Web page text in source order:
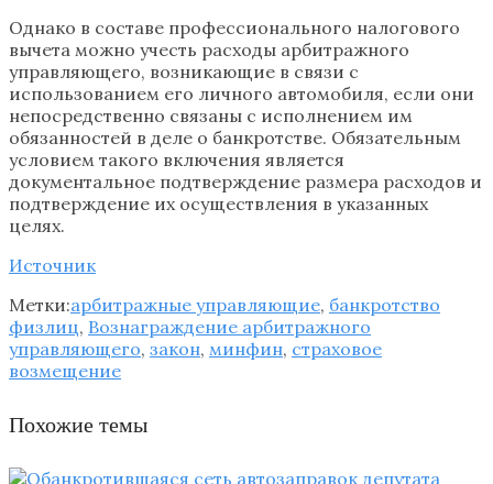
Однако в составе профессионального налогового
вычета можно учесть расходы арбитражного
управляющего, возникающие в связи с
использованием его личного автомобиля, если они
непосредственно связаны с исполнением им
обязанностей в деле о банкротстве. Обязательным
условием такого включения является
документальное подтверждение размера расходов и
подтверждение их осуществления в указанных
целях.
Источник
Метки:арбитражные управляющие, банкротство
физлиц, Вознаграждение арбитражного
управляющего, закон, минфин, страховое
возмещение
Похожие темы